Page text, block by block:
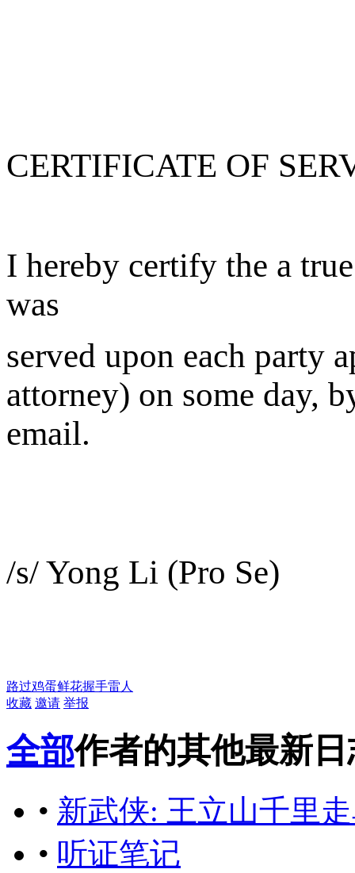
CERTIFICATE OF
I hereby certify the a
was
served upon each party
attorney) on some day,
email.
/s/ Yong Li (Pro Se)
路过鸡蛋鲜花握手雷人
收藏 邀请 举报
全部作者的其他最新日
• 新武侠: 王立山千里
• 听证笔记